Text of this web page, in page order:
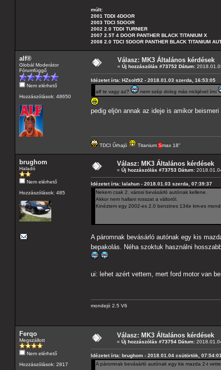
múlt:
2001 TDDI 4DOOR
2003 TDCI 5DOOR
2002 2.0 TDDI TURNIER
2007 2.5T 4 DOOR PANTHER BLACK TITANIUM X
2008 2.0 TDCI 5DOOR PANTHER BLACK TITANIUM
alf®
Globál Moderátor
Fórumfüggő
Nem elérhető
Hozzászólások: 48650
Válasz: MK3 Általános kérdések
« Új hozzászólás #73752 Dátum:
Idézetet írta: HZsolt92 - 2018.01.03 szerda, 16:53:05
alf te vagy az? nem szép dolog más nickjével írni
pedig eljön annak az ideje is amikor
TDCI Űrhajó Titanium Smax 18"
brughom
Haladó
Nem elérhető
Hozzászólások: 485
Válasz: MK3 Általános kérdések
« Új hozzászólás #73753 Dátum:
Idézetet írta: lalahun - 2018.01.03 szerda, 07:39:37
Nekem csak 2. városi bevásárló autónak kellene.
Akkor nem hallani rosszat a váltoról.
Kinéztem egy 2002-es 2.0 benzines 134e km-es
A páromnak bevásárló autónak egy kis
bepakolás. Néha szoktuk használni
ui: lehet azért vettem, mert ford motor van
mondejó 2.5 V6
Ferqo
Megszállott
Nem elérhető
Hozzászólások: 2817
Válasz: MK3 Általános kérdések
« Új hozzászólás #73754 Dátum:
Idézetet írta: brughom - 2018.01.04 csütörtök,
A páromnak bevásárló autónak egy kis mazda 2-t